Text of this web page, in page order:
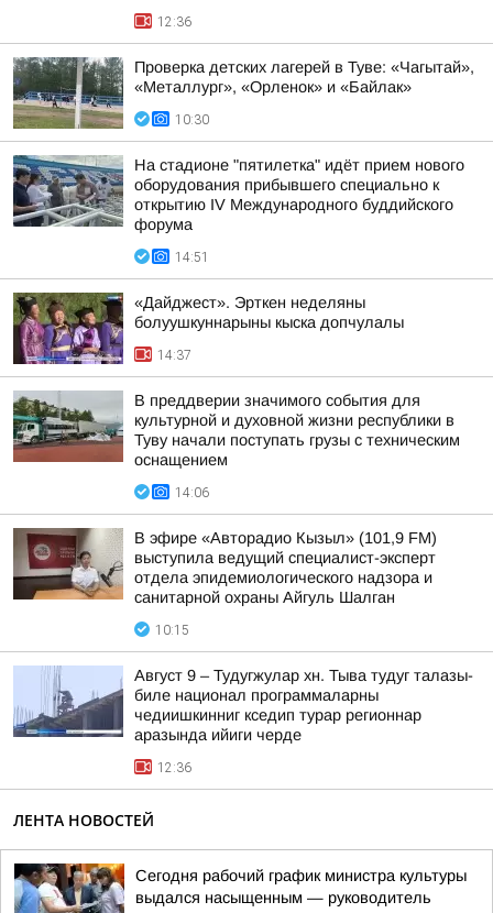
12:36
Проверка детских лагерей в Туве: «Чагытай»,
«Металлург», «Орленок» и «Байлак»
10:30
На стадионе "пятилетка" идёт прием нового
оборудования прибывшего специально к
открытию IV Международного буддийского
форума
14:51
«Дайджест». Эрткен неделяны
болуушкуннарыны кыска допчулалы
14:37
В преддверии значимого события для
культурной и духовной жизни республики в
Туву начали поступать грузы с техническим
оснащением
14:06
В эфире «Авторадио Кызыл» (101,9 FM)
выступила ведущий специалист-эксперт
отдела эпидемиологического надзора и
санитарной охраны Айгуль Шалган
10:15
Август 9 – Тудугжулар хн. Тыва тудуг талазы-
биле национал программаларны
чедиишкинниг кседип турар регионнар
аразында ийиги черде
12:36
ЛЕНТА НОВОСТЕЙ
Сегодня рабочий график министра культуры
выдался насыщенным — руководитель